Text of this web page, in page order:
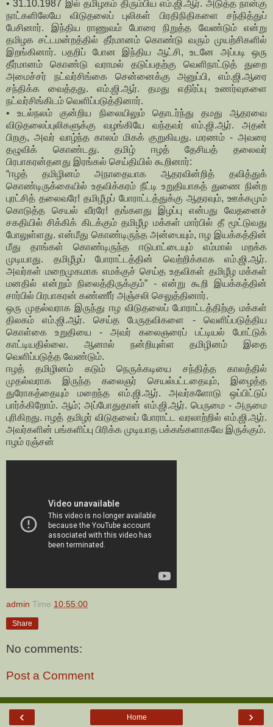
• 31.10.1987 இல் தமிழகம் திரும்பிய எம்.ஜி.ஆர். அடுத்த நான்கு
நாட்களிலேயே விடுதலைப் புலிகள் பிரதிநிதிகளை சந்தித்துப்
பேசினார். இந்திய ராணுவம் போரை நிறுத்த வேண்டும் என்று
தமிழக சட்டமன்றத்தில் தீர்மானம் கொண்டு வரும் முயற்சிகளில்
இறங்கினார். பதறிப் போன இந்திய ஆட்சி, உடனே அப்படி ஒரு
தீர்மானம் கொண்டு வராமல் தடுப்பதற்கு வெளிநாட்டுத் துறை
அமைச்சர் நட்வர்சிங்கை சென்னைக்கு அனுப்பி, எம்.ஜி.ஆரை
சந்திக்க வைத்தது. எம்.ஜி.ஆர். தமது எதிர்ப்பு உணர்வுகளை
நட்வர்சிங்கிடம் வெளிப்படுத்தினார்.
• உடல்நலம் குன்றிய நிலையிலும் தொடர்ந்து தமது ஆதரவை
விடுதலைப்புலிகளுக்கு வழங்கியே வந்தவர் எம்.ஜி.ஆர். அதன்
பிறகு, அவர் வாழ்ந்த காலம் மிகக் குறுகியது. மரணம் - அவரை
தழுவிக் கொண்டது. தமிழ் ஈழத் தேசியத் தலைவர்
பிரபாகரன்தனது இரங்கல் செய்தியில் கூறினார்:
“ஈழத் தமிழினம் அநாதையாக ஆதரவின்றித் தவித்துக்
கொண்டிருக்கையில் உதவிக்கரம் நீட்டி உறுதியாகத் துணை நின்ற
புரட்சித் தலைவரே! தமிழீழப் போராட்டத்துக்கு ஆதரவும், ஊக்கமும்
கொடுத்த செயல் வீரரே! தங்களது இழப்பு என்பது வேதனைச்
சகதியில் சிக்கிக் கிடக்கும் தமிழீழ மக்கள் மார்பில் தீ மூட்டுவது
போலுள்ளது. என்மீது கொண்டிருந்த அன்பையும், ஈழ இயக்கத்தின்
மீது தாங்கள் கொண்டிருந்த ஈடுபாட்டையும் எம்மால் மறக்க
முடியாது. தமிழீழப் போராட்டத்தின் வெற்றிக்காக எம்.ஜி.ஆர்.
அவர்கள் மறைமுகமாக எமக்குச் செய்த உதவிகள் தமிழீழ மக்கள்
மனதில் என்றும் நிலைத்திருக்கும்” - என்று கூறி இயக்கத்தின்
சார்பில் பிரபாகரன் கண்ணீர் அஞ்சலி செலுத்தினார்.
ஒரு முதல்வராக இருந்து ஈழ விடுதலைப் போராட்டத்திற்கு மக்கள்
திலகம் எம்.ஜி.ஆர். செய்த பேருதவிகளை - வெளிப்படுத்திய
கொள்கை உறுதியை - அவர் கலைஞரைப் பட்டியல் போட்டுக்
காட்டியதில்லை. ஆனால் நன்றியுள்ள தமிழினம் இதை
வெளிப்படுத்த வேண்டும்.
ஈழத் தமிழினம் கடும் நெருக்கடியை சந்தித்த காலத்தில்
முதல்வராக இருந்த கலைஞர் செயல்பட்டதையும், இழைத்த
துரோகத்தையும் மறைந்த எம்.ஜி.ஆர். அவர்களோடு ஒப்பிட்டுப்
பார்க்கிறோம். ஆம்; அப்போதுதான் எம்.ஜி.ஆர். பெருமை - அருமை
புரிகிறது. ஈழத் தமிழர் விடுதலைப் போராட்ட வரலாற்றில் எம்.ஜி.ஆர்.
அவர்களின் பங்களிப்பு பிரிக்க முடியாத பக்கங்களாகவே இருக்கும்.
ஈழம் ரஞ்சன்
admin Time 10:55:00
Share
No comments:
Post a Comment
‹ ›
Home